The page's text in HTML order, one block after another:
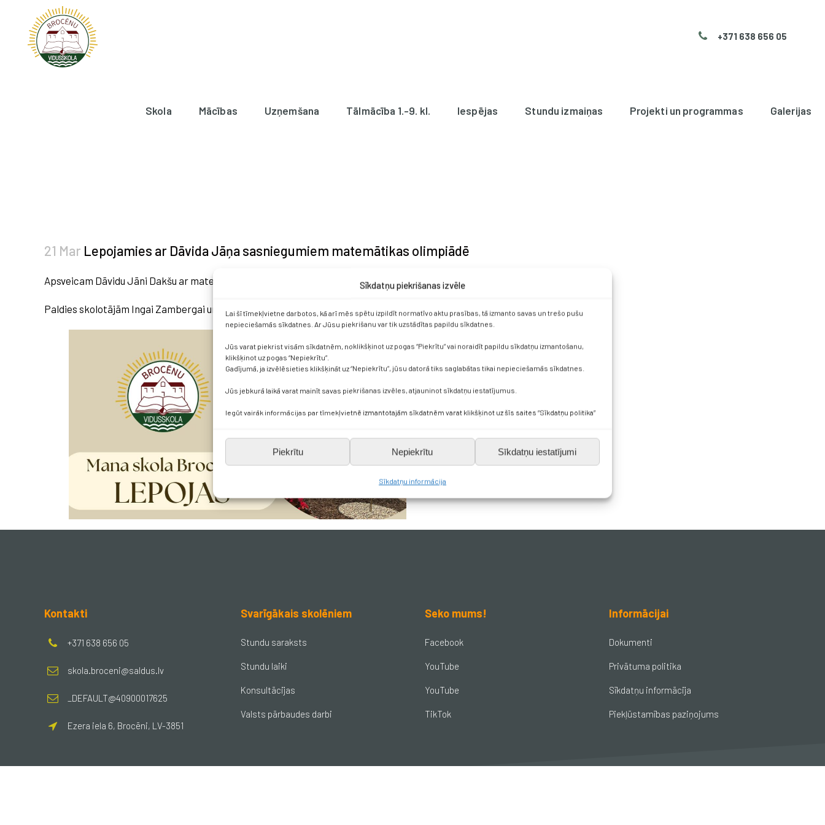
Sīkdatņu piekrišanas izvēle
Lai šī tīmekļvietne darbotos, kā arī mēs spētu izpildīt normatīvo aktu prasības, tā izmanto savas un trešo pušu
nepieciešamās sīkdatnes. Ar Jūsu piekrišanu var tik uzstādītas papildu sīkdatnes.
Jūs varat piekrist visām sīkdatnēm, noklikšķinot uz pogas “Piekrītu” vai noraidīt papildu sīkdatņu izmantošanu,
klikšķinot uz pogas “Nepiekrītu”.
Gadījumā, ja izvēlēsieties klikšķināt uz “Nepiekrītu”, jūsu datorā tiks saglabātas tikai nepieciešamās sīkdatnes.
Jūs jebkurā laikā varat mainīt savas piekrišanas izvēles, atjauninot sīkdatņu iestatījumus.
Iegūt vairāk informācijas par tīmekļvietnē izmantotajām sīkdatnēm varat klikšķinot uz šīs saites “Sīkdatņu politika”
Piekrītu Nepiekrītu Sīkdatņu iestatījumi
Sīkdatņu informācija
+371 638 656 05
Skola Mācības Uzņemšana Tālmācība 1.-9. kl. Iespējas Stundu izmaiņas Projekti un programmas Galerijas
21 Mar Lepojamies ar Dāvida Jāņa sasniegumiem matemātikas olimpiādē
Apsveicam Dāvidu Jāni Dakšu ar matemātikas olimpiādē 4.klasēm iegūto .vietu!
Paldies skolotājām Ingai Zambergai un Vinetai Pekai.
Kontakti
+371 638 656 05
skola.broceni@saldus.lv
_DEFAULT@40900017625
Ezera iela 6, Brocēni, LV-3851
Svarīgākais skolēniem
Stundu saraksts
Stundu laiki
Konsultācijas
Valsts pārbaudes darbi
Seko mums!
Facebook
YouTube
YouTube
TikTok
Informācijai
Dokumenti
Privātuma politika
Sīkdatņu informācija
Piekļūstamības paziņojums